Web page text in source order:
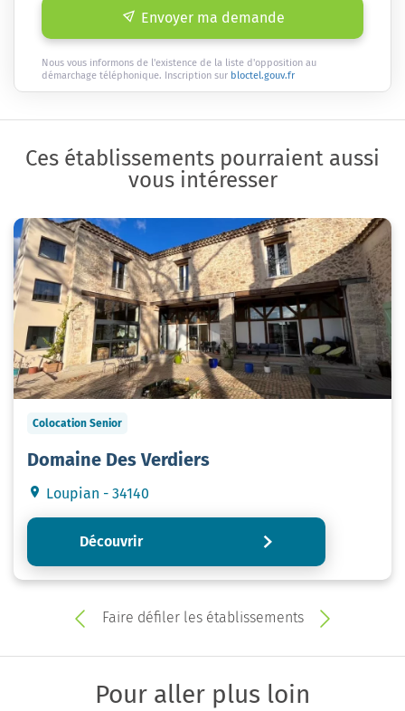
Envoyer ma demande
Nous vous informons de l'existence de la liste d'opposition au
démarchage téléphonique. Inscription sur bloctel.gouv.fr
Ces établissements pourraient aussi
vous intéresser
Colocation Senior
Domaine Des Verdiers
Loupian - 34140
Découvrir
Faire défiler les établissements
Pour aller plus loin